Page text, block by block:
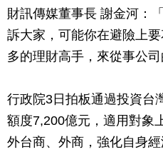
財訊傳媒董事長 謝金河：
訴大家，可能你在避險上
多的理財高手，來從事公司
行政院3日拍板通過投資台
額度7,200億元，適用對象
外台商、外商，強化自身經